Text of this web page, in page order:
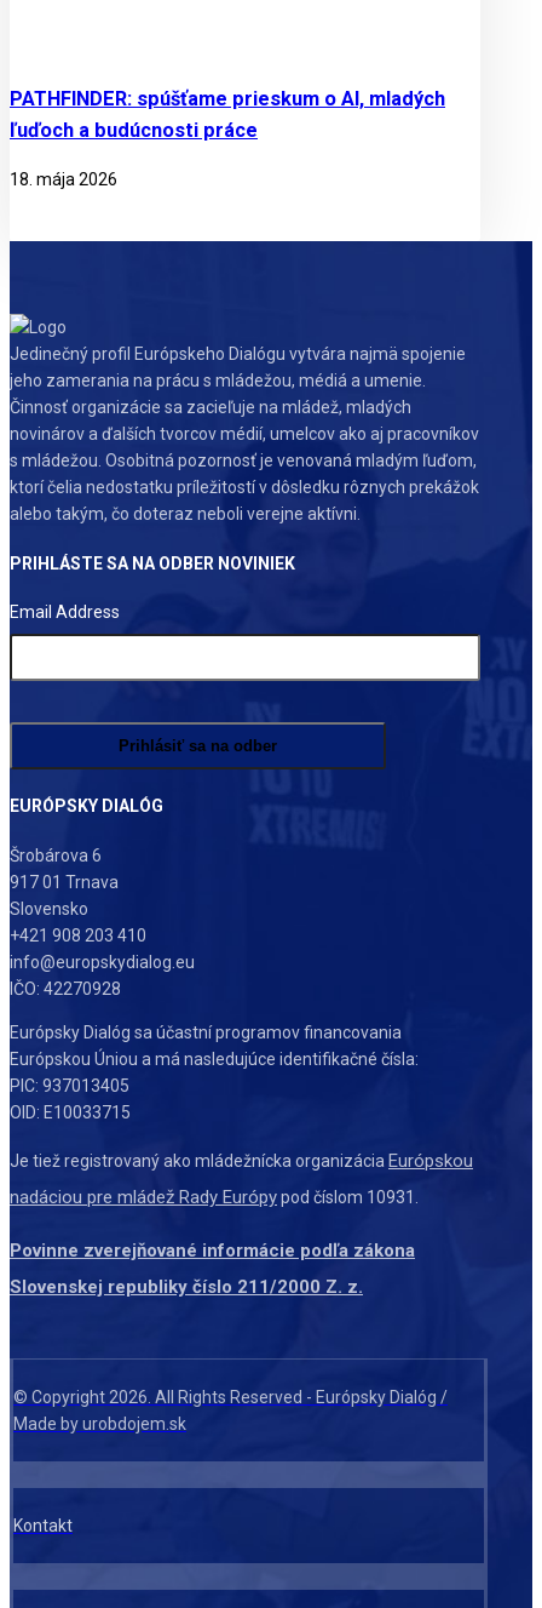
PATHFINDER: spúšťame prieskum o AI, mladých
ľuďoch a budúcnosti práce
18. mája 2026
Jedinečný profil Európskeho Dialógu vytvára najmä spojenie
jeho zamerania na prácu s mládežou, médiá a umenie.
Činnosť organizácie sa zacieľuje na mládež, mladých
novinárov a ďalších tvorcov médií, umelcov ako aj pracovníkov
s mládežou. Osobitná pozornosť je venovaná mladým ľuďom,
ktorí čelia nedostatku príležitostí v dôsledku rôznych prekážok
alebo takým, čo doteraz neboli verejne aktívni.
PRIHLÁSTE SA NA ODBER NOVINIEK
Email Address
EURÓPSKY DIALÓG
Šrobárova 6
917 01 Trnava
Slovensko
+421 908 203 410
info@europskydialog.eu
IČO: 42270928
Európsky Dialóg sa účastní programov financovania
Európskou Úniou a má nasledujúce identifikačné čísla:
PIC: 937013405
OID: E10033715
Je tiež registrovaný ako mládežnícka organizácia Európskou
nadáciou pre mládež Rady Európypod číslom 10931.
Povinne zverejňované informácie podľa zákona
Slovenskej republiky číslo 211/2000 Z. z.
© Copyright 2026. All Rights Reserved - Európsky Dialóg /
Made by urobdojem.sk
Kontakt